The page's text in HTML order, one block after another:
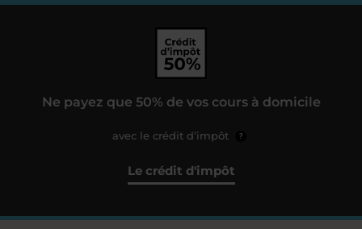
Ne payez que 50% de vos cours à domicile
avec le crédit d’impôt ?
Le crédit d'impôt